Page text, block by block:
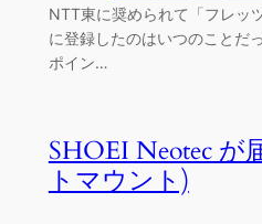
NTT東に奨められて「フレッ
に登録したのはいつのことだ
ポイン…
SHOEI Neotec が
トマウント)